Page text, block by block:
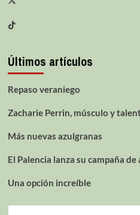
Últimos artículos
Repaso veraniego
Zacharie Perrin, músculo y
Más nuevas azulgranas
El Palencia lanza su campaña
Una opción increíble